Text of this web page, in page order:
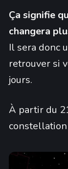
Ça signifie
changera
Il sera donc
retrouver si
jours.
À partir du